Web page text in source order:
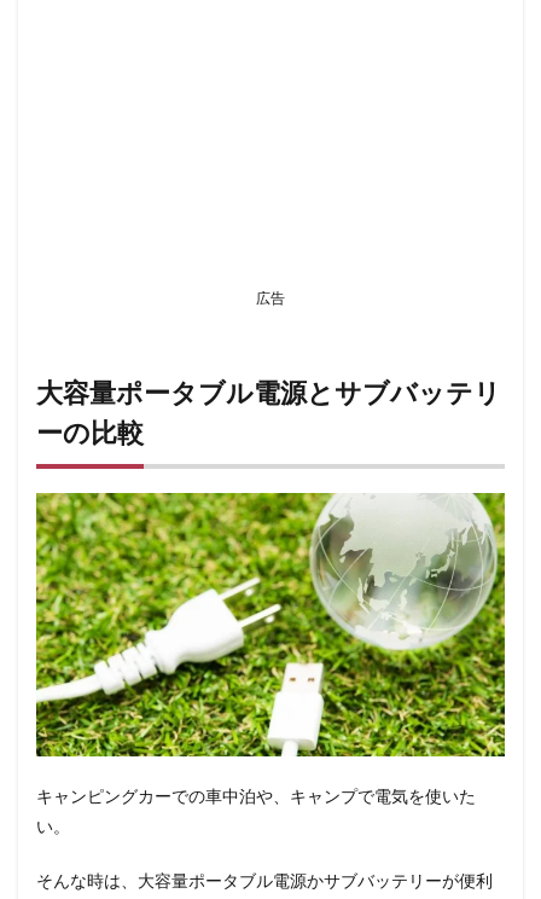
広告
大容量ポータブル電源とサブバッテリ
ーの比較
キャンピングカーでの車中泊や、キャンプで電気を使いた
い。
そんな時は、大容量ポータブル電源かサブバッテリーが便利